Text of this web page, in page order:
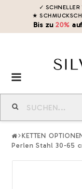
✓
★
Bis zu20%
Toggle
navigation
KETTEN
Perlen Stahl 30-65